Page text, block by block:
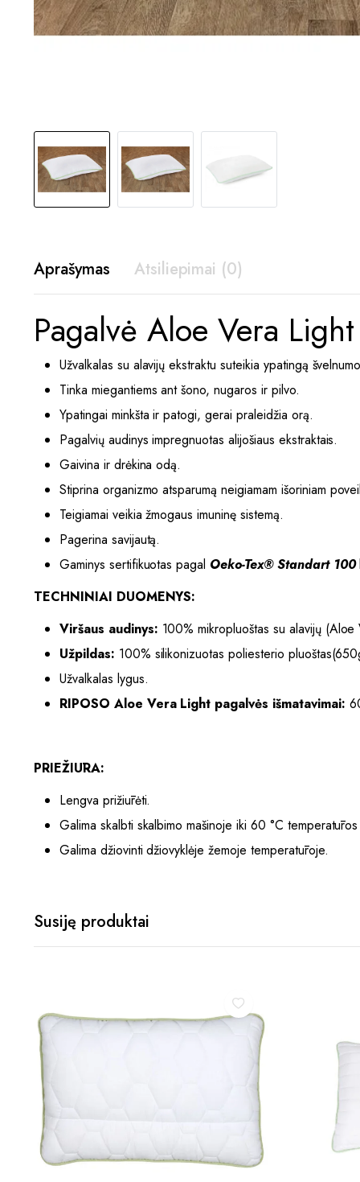
Aprašymas Atsiliepimai (0)
Pagalvė Aloe Vera
Užvalkalas su alavijų ekstraktu suteikia ypatingą
Tinka miegantiems ant šono, nugaros ir pilvo.
Ypatingai minkšta ir patogi, gerai praleidžia orą.
Pagalvių audinys impregnuotas alijošiaus ekstraktais.
Gaivina ir drėkina odą.
Stiprina organizmo atsparumą neigiamam išoriniam
Teigiamai veikia žmogaus imuninę sistemą.
Pagerina savijautą.
Gaminys sertifikuotas pagal Oeko-Tex® Standart 100
TECHNINIAI DUOMENYS:
Viršaus audinys: 100% mikropluoštas su alavijų (Aloe
Užpildas: 100% silikonizuotas poliesterio
Užvalkalas lygus.
RIPOSO Aloe Vera Light pagalvės išmatavimai:
PRIEŽIŪRA:
Lengva prižiūrėti.
Galima skalbti skalbimo mašinoje iki 60 °C
Galima džiovinti džiovyklėje žemoje temperatūroje.
Susiję produktai